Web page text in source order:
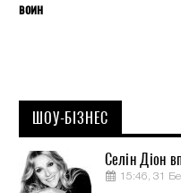
воин
ШОУ-БІЗНЕС
Селін Діон
15:46, 31